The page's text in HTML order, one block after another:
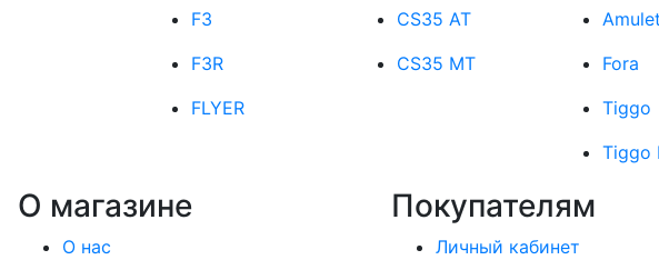
F3
F3R
FLYER
CS35 AT
CS35 MT
Amulet
Fora
Tiggo
Tiggo
О магазине
О нас
Покупателям
Личный кабинет